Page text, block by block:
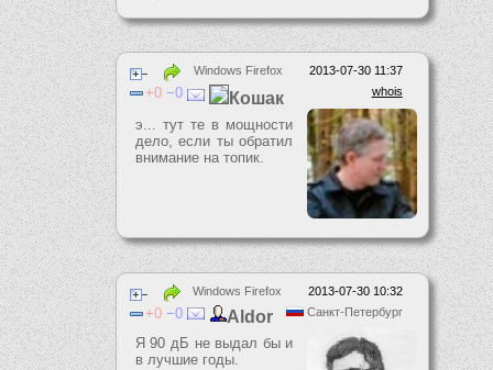
2013-07-30 11:37
Windows Firefox
whois
0 0 Кошак
э... тут те в мощности
дело, если ты обратил
внимание на топик.
2013-07-30 10:32
Windows Firefox
Санкт-Петербург
0 0 Aldor
Я 90 дБ не выдал бы и
в лучшие годы.